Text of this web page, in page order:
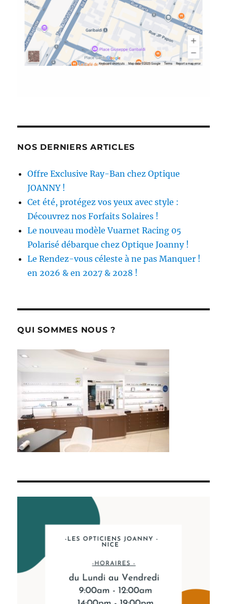
NOS DERNIERS ARTICLES
Offre Exclusive Ray-Ban chez Optique
JOANNY !
Cet été, protégez vos yeux avec style :
Découvrez nos Forfaits Solaires !
Le nouveau modèle Vuarnet Racing 05
Polarisé débarque chez Optique Joanny !
Le Rendez-vous céleste à ne pas Manquer !
en 2026 & en 2027 & 2028 !
QUI SOMMES NOUS ?